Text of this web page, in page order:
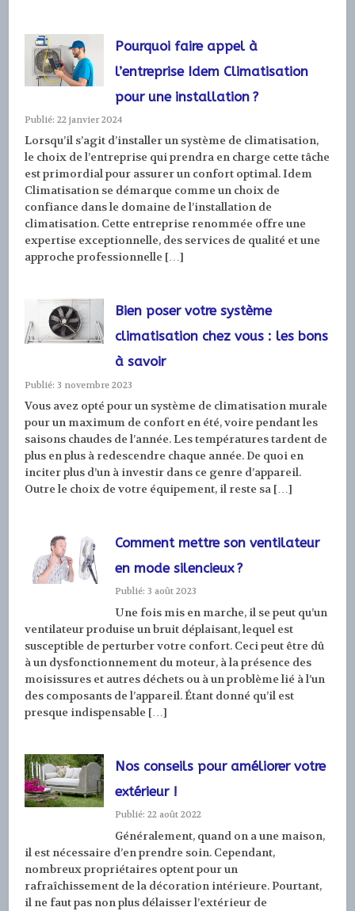
Pourquoi faire appel à
l’entreprise Idem Climatisation
pour une installation ?
Publié: 22 janvier 2024
Lorsqu’il s’agit d’installer un système de climatisation,
le choix de l’entreprise qui prendra en charge cette tâche
est primordial pour assurer un confort optimal. Idem
Climatisation se démarque comme un choix de
confiance dans le domaine de l’installation de
climatisation. Cette entreprise renommée offre une
expertise exceptionnelle, des services de qualité et une
approche professionnelle […]
Bien poser votre système
climatisation chez vous : les bons
à savoir
Publié: 3 novembre 2023
Vous avez opté pour un système de climatisation murale
pour un maximum de confort en été, voire pendant les
saisons chaudes de l’année. Les températures tardent de
plus en plus à redescendre chaque année. De quoi en
inciter plus d’un à investir dans ce genre d’appareil.
Outre le choix de votre équipement, il reste sa […]
Comment mettre son ventilateur
en mode silencieux ?
Publié: 3 août 2023
Une fois mis en marche, il se peut qu’un
ventilateur produise un bruit déplaisant, lequel est
susceptible de perturber votre confort. Ceci peut être dû
à un dysfonctionnement du moteur, à la présence des
moisissures et autres déchets ou à un problème lié à l’un
des composants de l’appareil. Étant donné qu’il est
presque indispensable […]
Nos conseils pour améliorer votre
extérieur !
Publié: 22 août 2022
Généralement, quand on a une maison,
il est nécessaire d’en prendre soin. Cependant,
nombreux propriétaires optent pour un
rafraîchissement de la décoration intérieure. Pourtant,
il ne faut pas non plus délaisser l’extérieur de